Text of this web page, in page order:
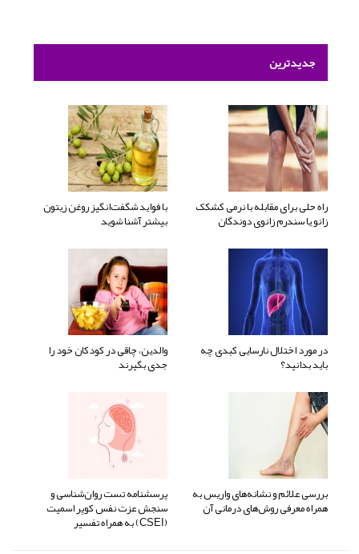
جدیدترین
راه حلی برای مقابله با نرمی کشکک
زانو یا سندرم زانوی دوندگان
با فواید شگفت‌انگیز روغن زیتون
بیشتر آشنا شوید
در مورد اختلال نارسایی کبدی چه
باید بدانید؟
والدین، چاقی در کودکان خود را
جدی بگیرند
بررسی علائم و نشانه‌های واریس به
همراه معرفی روش‌های درمانی آن
پرسشنامه تست روان‌شناسی و
سنجش عزت نفس کوپر اسمیت
(CSEI) به همراه تفسیر